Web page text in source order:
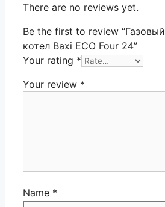
There are no reviews yet.
Be the first to review “Газовый
котел Baxi ECO Four 24”
Your rating *
Your review *
Name *